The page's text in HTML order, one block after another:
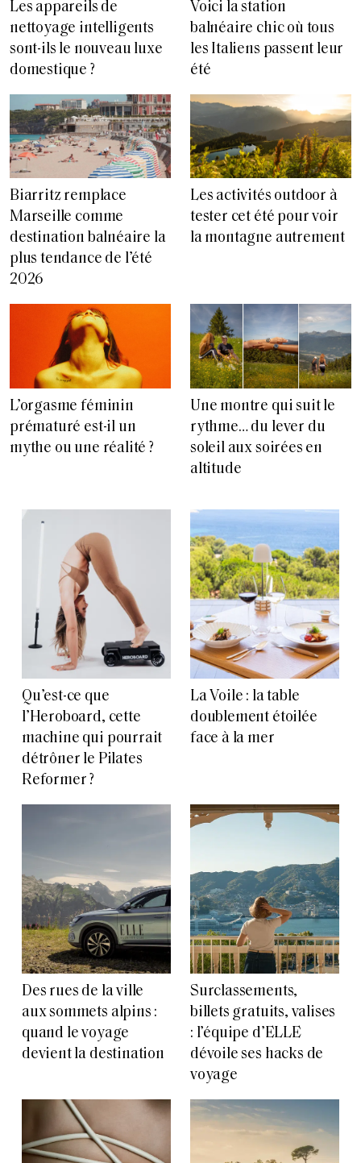
Les appareils de
nettoyage intelligents
sont-ils le nouveau luxe
domestique ?
Voici la station
balnéaire chic où tous
les Italiens passent leur
été
Biarritz remplace
Marseille comme
destination balnéaire la
plus tendance de l’été
2026
Les activités outdoor à
tester cet été pour voir
la montagne autrement
L’orgasme féminin
prématuré est-il un
mythe ou une réalité ?
Une montre qui suit le
rythme… du lever du
soleil aux soirées en
altitude
Qu’est-ce que
l’Heroboard, cette
machine qui pourrait
détrôner le Pilates
Reformer ?
La Voile : la table
doublement étoilée
face à la mer
Des rues de la ville
aux sommets alpins :
quand le voyage
devient la destination
Surclassements,
billets gratuits, valises
: l’équipe d’ELLE
dévoile ses hacks de
voyage